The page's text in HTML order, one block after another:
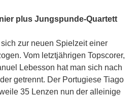
plus Jungspunde-Quartett
zur neuen Spielzeit einer
Vom letztjährigen Topscorer,
Lebesson hat man sich nach
getrennt. Der Portugiese Tiago
35 Lenzen nun der alleinige